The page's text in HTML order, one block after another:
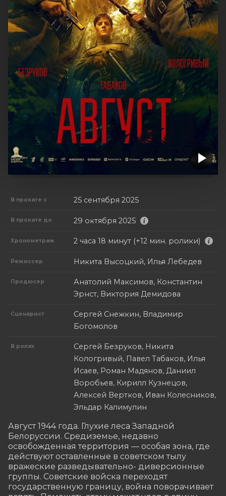
В прокате с 25 сентября 2025
В прокате до 29 октября 2025
Хронометраж 2 часа 18 минут (+12 мин. ролики)
Режиссер Никита Высоцкий, Илья Лебедев
Продюсер
Анатолий Максимов, Константин
Эрнст, Виктория Демидова
Сценарист
Сергей Снежкин, Владимир
Богомолов
В ролях
Сергей Безруков, Никита
Кологривый, Павел Табаков, Илья
Исаев, Роман Мадянов, Даниил
Воробьев, Кирилл Кузнецов,
Алексей Вертков, Иван Колесников,
Эльдар Калимулин
Август 1944 года. Глухие леса Западной
Белоруссии. Средиземье, недавно
освобожденная территория — особая зона, где
действуют оставленные в советском тылу
вражеские разведывательно- диверсионные
группы. Советские войска переходят
государственную границу, война поворачивает